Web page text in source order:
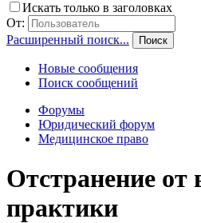
Искать только в заголовках
От:
Расширенный поиск...
Поиск
Новые сообщения
Поиск сообщений
Форумы
Юридический форум
Медицинское право
Отстранение от
практики